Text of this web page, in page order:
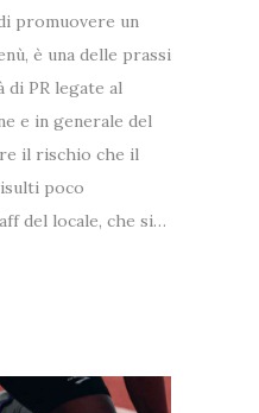
promuovere un
è una delle prassi
PR legate al
e in generale del
il rischio che il
poco
del locale, che si…